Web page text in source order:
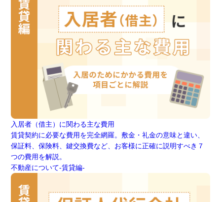
入居者（借主）に関わる主な費用
賃貸契約に必要な費用を完全網羅。敷金・礼金の意味と違い、
保証料、保険料、鍵交換費など、お客様に正確に説明すべき７
つの費用を解説。
不動産について-賃貸編-